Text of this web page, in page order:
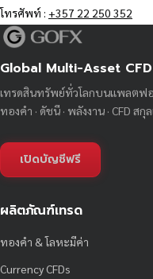
โทรศัพท์ : +357 22 250 352
Global Multi-Asset
เทรดสินทรัพย์ทั่วโลกบนแพลตฟอ
ทองคำ · ดัชนี · พลังงาน · CFD สกุ
เปิดบัญชีฟรี
ผลิตภัณฑ์เทรด
ทองคำ & โลหะมีค่า
Currency CFDs